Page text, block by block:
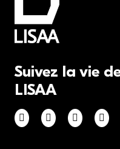
Suivez la vie
LISAA